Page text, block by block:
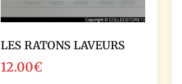
LES RATONS LAVEURS
12.00€